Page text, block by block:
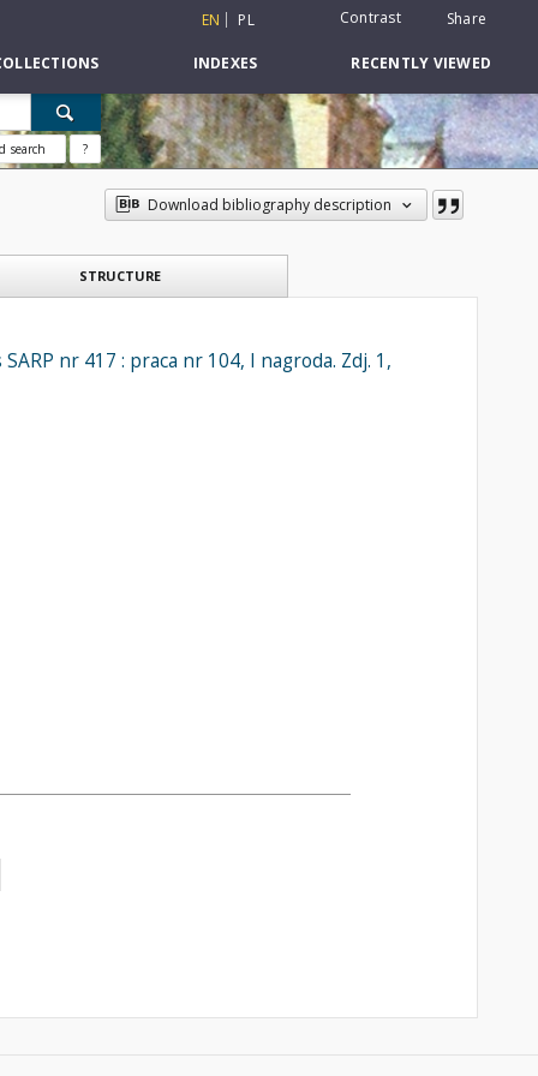
EN PL Contrast Share
INDEXES RECENTLY VIEWED
search ?
Download bibliography description
STRUCTURE
nr 417 : praca nr 104, I nagroda. Zdj. 1,